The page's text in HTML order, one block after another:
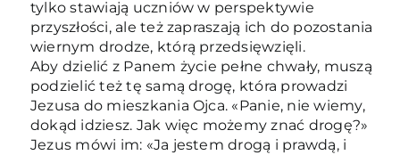
tylko stawiają uczniów w perspektywie
przyszłości, ale też zapraszają ich do pozostania
wiernym drodze, którą przedsięwzięli.
Aby dzielić z Panem życie pełne chwały, muszą
podzielić też tę samą drogę, która prowadzi
Jezusa do mieszkania Ojca. «Panie, nie wiemy,
dokąd idziesz. Jak więc możemy znać drogę?»
Jezus mówi im: «Ja jestem drogą i prawdą, i